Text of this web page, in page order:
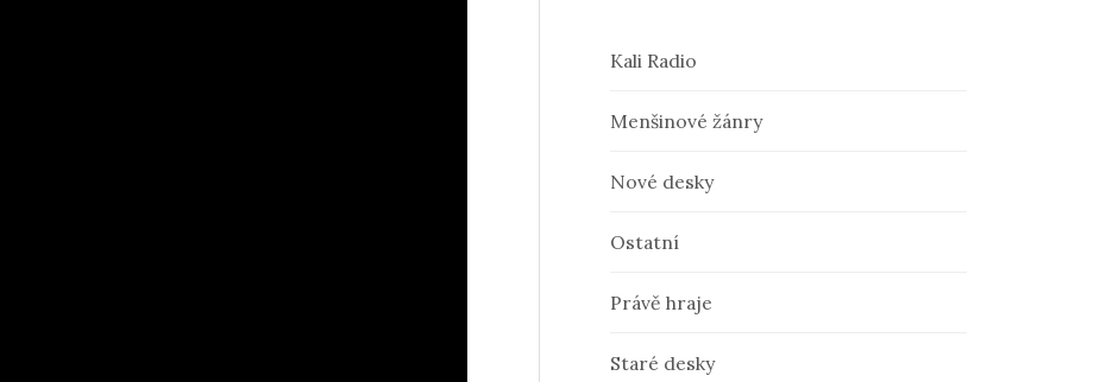
Kali Radio
Menšinové žánry
Nové desky
Ostatní
Právě hraje
Staré desky